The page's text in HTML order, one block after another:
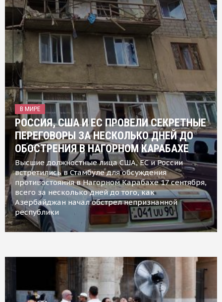
В МИРЕ
РОССИЯ, США И ЕС ПРОВЕЛИ СЕКРЕТНЫЕ
ПЕРЕГОВОРЫ ЗА НЕСКОЛЬКО ДНЕЙ ДО
ОБОСТРЕНИЯ В НАГОРНОМ КАРАБАХЕ
Высшие должностные лица США, ЕС и России
встретились в Стамбуле для обсуждения
противостояния в Нагорном Карабахе 17 сентября,
всего за несколько дней до того, как
Азербайджан начал обстрел непризнанной
республики